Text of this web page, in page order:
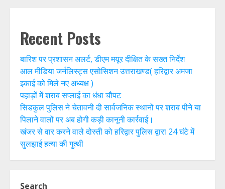
Recent Posts
बारिश पर प्रशासन अलर्ट, डीएम मयूर दीक्षित के सख्त निर्देश
आल मीडिया जर्नलिस्ट्स एसोसिशन उत्तराखण्ड( हरिद्वार अमजा
इकाई को मिले नए अध्यक्ष )
पहाड़ों में शराब सप्लाई का धंधा चौपट
सिडकुल पुलिस ने चेतावनी दी सार्वजनिक स्थानों पर शराब पीने या
पिलाने वालों पर अब होगी कड़ी कानूनी कार्रवाई।
खंजर से वार करने वाले दोस्ती को हरिद्वार पुलिस द्वारा 24 घंटे में
सुलझाई हत्या की गुत्थी
Search